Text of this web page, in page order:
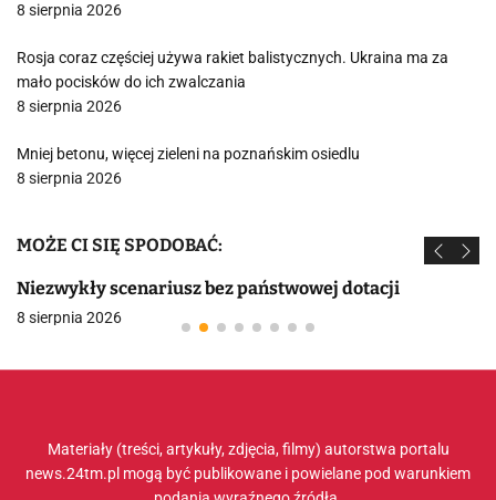
8 sierpnia 2026
Rosja coraz częściej używa rakiet balistycznych. Ukraina ma za
mało pocisków do ich zwalczania
8 sierpnia 2026
Mniej betonu, więcej zieleni na poznańskim osiedlu
8 sierpnia 2026
MOŻE CI SIĘ SPODOBAĆ:
Niezwykły scenariusz bez państwowej dotacji
8 sierpnia 2026
Materiały (treści, artykuły, zdjęcia, filmy) autorstwa portalu
news.24tm.pl mogą być publikowane i powielane pod warunkiem